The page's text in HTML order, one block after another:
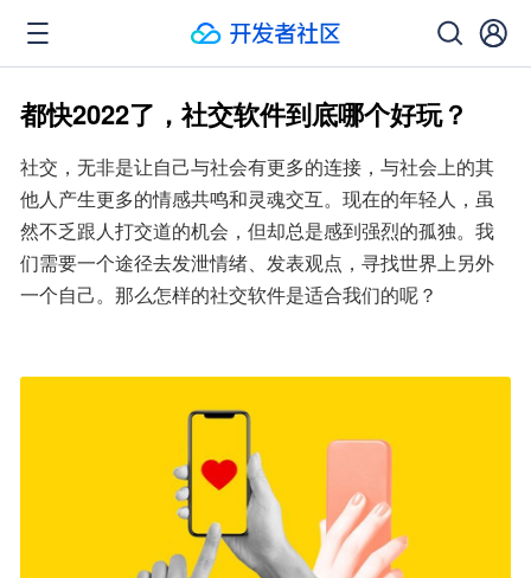
都快2022了，社交软件到底哪个好玩？
社交，无非是让自己与社会有更多的连接，与社会上的其
他人产生更多的情感共鸣和灵魂交互。现在的年轻人，虽
然不乏跟人打交道的机会，但却总是感到强烈的孤独。我
们需要一个途径去发泄情绪、发表观点，寻找世界上另外
一个自己。那么怎样的社交软件是适合我们的呢？